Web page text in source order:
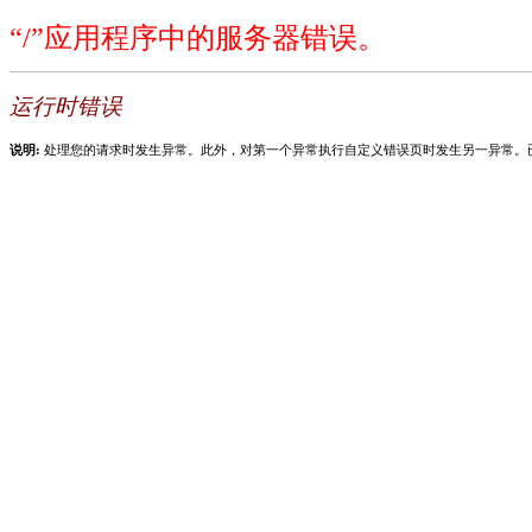
“/”应用程序中的服务器错误。
运行时错误
说明: 处理您的请求时发生异常。此外，对第一个异常执行自定义错误页时发生另一异常。